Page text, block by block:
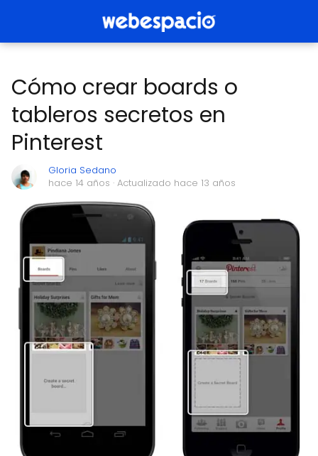
Cómo crear boards o
tableros secretos en
Pinterest
Gloria Sedano
hace 14 años · Actualizado hace 13 años